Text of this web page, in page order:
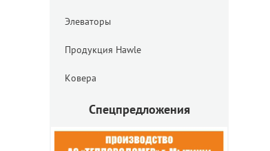
Элеваторы
Продукция Hawle
Ковера
Спецпредложения